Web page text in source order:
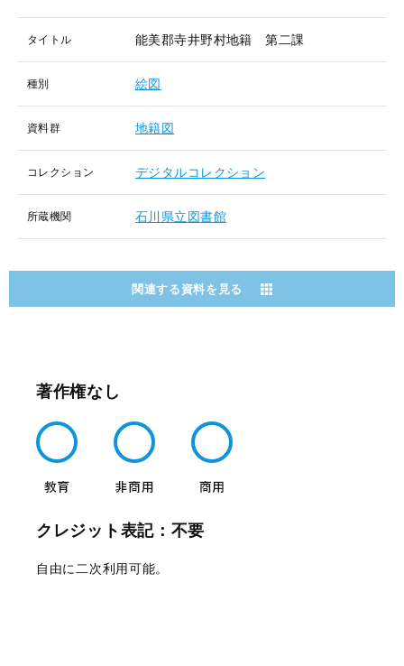
タイトル 能美郡寺井野村地籍 第二課
種別 絵図
資料群 地籍図
コレクション デジタルコレクション
所蔵機関 石川県立図書館
関連する資料を見る
著作権なし
クレジット表記：不要
自由に二次利用可能。